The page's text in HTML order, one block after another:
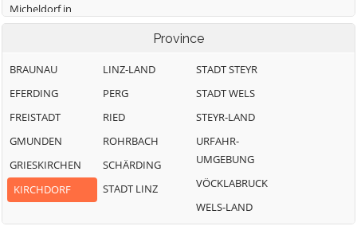
Micheldorf in
Oberösterreich
Province
BRAUNAU
EFERDING
FREISTADT
GMUNDEN
GRIESKIRCHEN
KIRCHDORF
LINZ-LAND
PERG
RIED
ROHRBACH
SCHÄRDING
STADT LINZ
STADT STEYR
STADT WELS
STEYR-LAND
URFAHR-
UMGEBUNG
VÖCKLABRUCK
WELS-LAND